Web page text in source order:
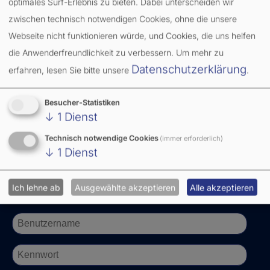
Möchten Sie mehr über die Vorteile des
Dienstleistungsvertrags erfahren?
Wir beraten Sie gerne!
Sie erreichen uns telefonisch unter:
069/97945 - 0
oder per E-Mail:
regelwerke@eurokartensysteme.de
Bitte loggen Sie sich hier mit
Ihren Zugangsdaten ein.
optimales Surf-Erlebnis zu bieten. Dabei unterscheiden wir
zwischen technisch notwendigen Cookies, ohne die unsere
Webseite nicht funktionieren würde, und Cookies, die uns helfen
die Anwenderfreundlichkeit zu verbessern. Um mehr zu
erfahren, lesen Sie bitte unsere Datenschutzerklärung.
Besucher-Statistiken
↓ 1 Dienst
Technisch notwendige Cookies (immer erforderlich)
↓ 1 Dienst
Ich lehne ab Ausgewählte akzeptieren Alle akzeptieren